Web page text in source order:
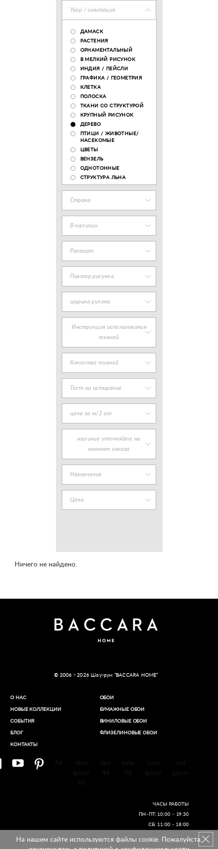
Узор / имитация
ДАМАСК
РАСТЕНИЯ
ОРНАМЕНТАЛЬНЫЙ
В МЕЛКИЙ РИСУНОК
ИНДИЯ / ПЕЙСЛИ
ГРАФИКА / ГЕОМЕТРИЯ
КЛЕТКА
ПОЛОСКА
ТКАНИ СО СТРУКТУРОЙ
КРУПНЫЙ РИСУНОК
ДЕРЕВО
ПТИЦИ / ЖИВОТНЫЕ/
НАСЕКОМЫЕ
ЦВЕТЫ
ВЕНЗЕЛЬ
ОДНОТОННЫЕ
СТРУКТУРА ЛЬНА
Страна
В наличии
Раппорт
Повтор рисунка
ширина рулона
Инструкция использования
тканей
Качество тканей
Тест на истирание
цена за м/2 от
наличие уточняйте на
момент заказа
Назначение
Цена
Ничего не найдено.
© 2006 - 2026 Шоу-рум “BACCARA HOME”
О НАС
НОВЫЕ КОЛЛЕКЦИИ
СОБЫТИЯ
БЛОГ
КОНТАКТЫ
ОБОИ
БУМАЖНЫЕ ОБОИ
ВИНИЛОВЫЕ ОБОИ​
ФЛИЗЕЛИНОВЫЕ ОБОИ
ЧАСЫ РАБОТЫ
ПН–ПТ: 10:00 – 19:30
СБ: 11:00 – 18:00
Создание сайтов
На нашем сайте используются файлы cookie. Пожалуйста,